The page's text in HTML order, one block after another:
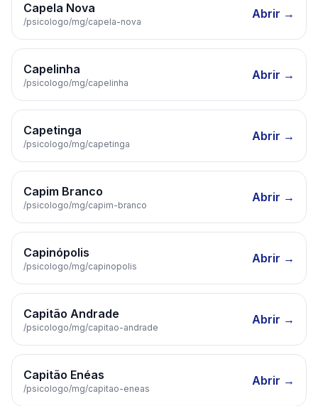
Capela Nova
/psicologo/mg/capela-nova
Abrir →
Capelinha
/psicologo/mg/capelinha
Abrir →
Capetinga
/psicologo/mg/capetinga
Abrir →
Capim Branco
/psicologo/mg/capim-branco
Abrir →
Capinópolis
/psicologo/mg/capinopolis
Abrir →
Capitão Andrade
/psicologo/mg/capitao-andrade
Abrir →
Capitão Enéas
/psicologo/mg/capitao-eneas
Abrir →